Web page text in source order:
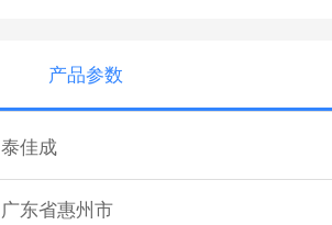
产品参数
泰佳成
广东省惠州市